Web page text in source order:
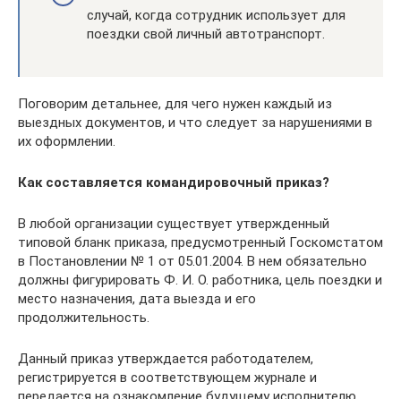
случай, когда сотрудник использует для
поездки свой личный автотранспорт.
Поговорим детальнее, для чего нужен каждый из
выездных документов, и что следует за нарушениями в
их оформлении.
Как составляется командировочный приказ?
В любой организации существует утвержденный
типовой бланк приказа, предусмотренный Госкомстатом
в Постановлении № 1 от 05.01.2004. В нем обязательно
должны фигурировать Ф. И. О. работника, цель поездки и
место назначения, дата выезда и его
продолжительность.
Данный приказ утверждается работодателем,
регистрируется в соответствующем журнале и